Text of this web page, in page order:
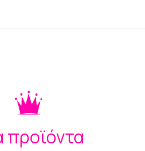
προϊόντα